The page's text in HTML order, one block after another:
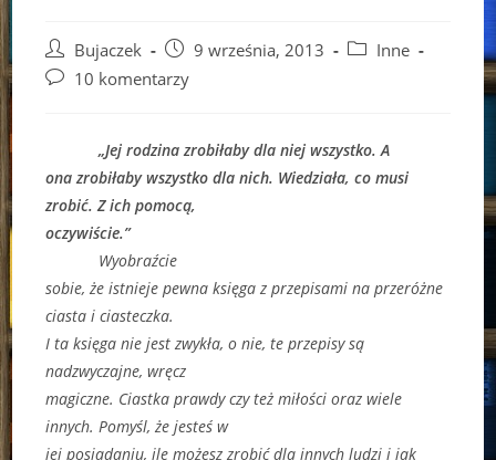
Post
author:
Bujaczek
Post
published:
9 września, 2013
PostInne
Post10 komentarzy
„Jej rodzina zrobiłaby dla niej wszystko. A
ona zrobiłaby wszystko dla nich. Wiedziała, co musi
zrobić. Z ich pomocą,
oczywiście.”
Wyobraźcie
sobie, że istnieje pewna księga z przepisami na przeróżne
ciasta i ciasteczka.
I ta księga nie jest zwykła, o nie, te przepisy są
nadzwyczajne, wręcz
magiczne. Ciastka prawdy czy też miłości oraz wiele
innych. Pomyśl, że jesteś w
jej posiadaniu, ile możesz zrobić dla innych ludzi i jak